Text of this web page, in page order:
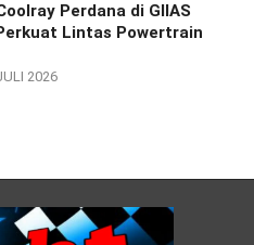
Perdana di GIIAS
Lintas Powertrain
2026